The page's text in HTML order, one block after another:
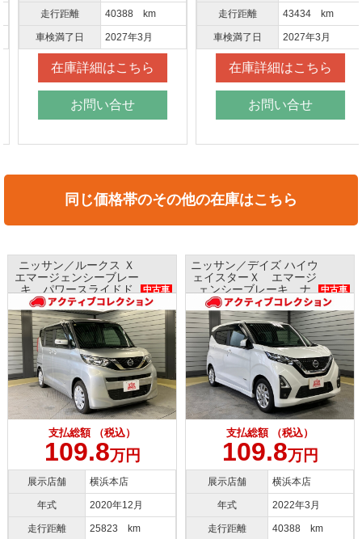
走行距離 40388 km
車検満了日 2027年3月
在庫詳細はこちら
お問い合せ
走行距離 43434 km
車検満了日 2027年3月
在庫詳細はこちら
お問い合せ
同じ価格帯のその他の在庫はこちら
ニッサン／ルークス Ｘ
エマージェンシーブレー
キ パワースライドド
ア ナビ 全方位モニタ
ー AAC
中古車
支払総額 （税込）
109.8万円
展示店舗 横浜本店
年式 2020年12月
走行距離 25823 km
ニッサン／デイズ ハイウ
ェイスターＸ エマージ
ェンシーブレーキ ナ
ビ アラウンドビューモ
ニター インテリキー
中古車
支払総額 （税込）
109.8万円
展示店舗 横浜本店
年式 2022年3月
走行距離 40388 km